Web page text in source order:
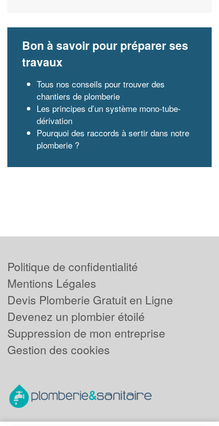
Bon à savoir pour préparer ses
travaux
Tous nos conseils pour trouver des
chantiers de plomberie
Les principes d’un système mono-tube-
dérivation
Pourquoi des raccords à sertir dans notre
plomberie ?
Politique de confidentialité
Mentions Légales
Devis Plomberie Gratuit en Ligne
Devenez un plombier étoilé
Suppression de mon entreprise
Gestion des cookies